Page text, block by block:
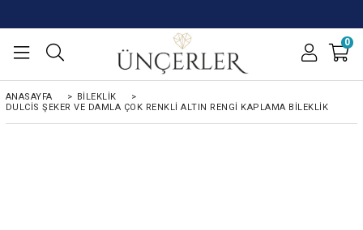
0
ANASAYFA > BILEKLIK
>
DULCIS ŞEKER VE DAMLA ÇOK RENKLI ALTIN RENGI KAPLAMA BILEKLIK